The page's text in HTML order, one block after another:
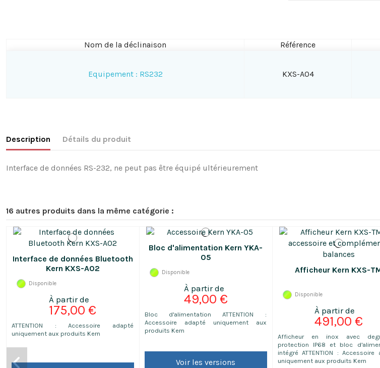
Nom de la déclinaison
Référence
Equipement : RS232 KXS-A04
Description Détails du produit
Interface de données RS-232, ne peut pas être équipé ultérieurement
16 autres produits dans la même catégorie :
Interface de données Bluetooth
Kern KXS-A02
Disponible
175,00 €
ATTENTION : Accessoire adapté
uniquement aux produits Kern
Bloc d'alimentation Kern YKA-
05
Disponible
49,00 €
Bloc d'alimentation ATTENTION :
Accessoire adapté uniquement aux
produits Kern
Voir les versions
Afficheur Kern KXS-
Disponible
491,00 €
Afficheur en inox avec
protection IP68 et bloc
intégré ATTENTION : Accessoire
uniquement aux produits Kern